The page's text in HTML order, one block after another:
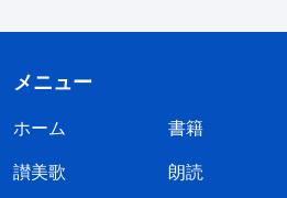
メニュー
ホーム 書籍
讃美歌
朗読